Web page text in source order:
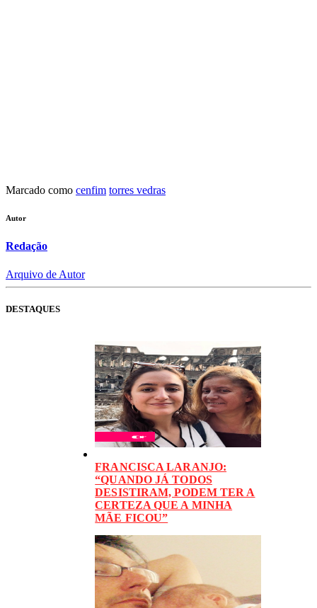
Marcado como cenfim torres vedras
Autor
Redação
Arquivo de Autor
DESTAQUES
FRANCISCA LARANJO:
“QUANDO JÁ TODOS
DESISTIRAM, PODEM TER A
CERTEZA QUE A MINHA
MÃE FICOU”